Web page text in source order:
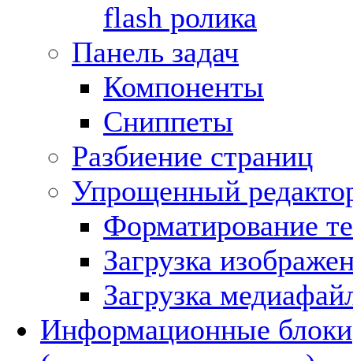
flash ролика
Панель задач
Компоненты
Сниппеты
Разбиение страниц
Упрощенный
Форматирование
Загрузка
Загрузка
Информационные блоки